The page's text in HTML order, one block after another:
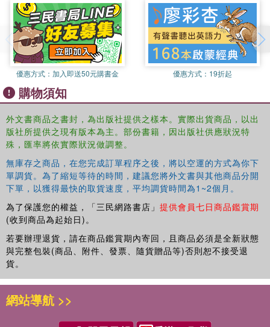
development.
This book is a useful reference for those who wish to
understand the changing landscape and models of higher
education in the context of digital advances and
innovation. It will also be of interest to those in the areas
of education and training.
優惠方式： 加入即送50元購書金 優惠方式： 19折起
購物須知
外文書商品之書封，為出版社提供之樣本。實際出貨商品，以出
版社所提供之現有版本為主。部份書籍，因出版社供應狀況特
殊，匯率將依實際狀況做調整。
無庫存之商品，在您完成訂單程序之後，將以空運的方式為你下
單調貨。為了縮短等待的時間，建議您將外文書與其他商品分開
下單，以獲得最快的取貨速度，平均調貨時間為1~2個月。
為了保護您的權益，「三民網路書店」 提供會員七日商品鑑賞期
(收到商品為起始日)。
若要辦理退貨，請在商品鑑賞期內寄回，且商品必須是全新狀態
與完整包裝(商品、附件、發票、隨貨贈品等)否則恕不接受退
貨。
網站導航 >>